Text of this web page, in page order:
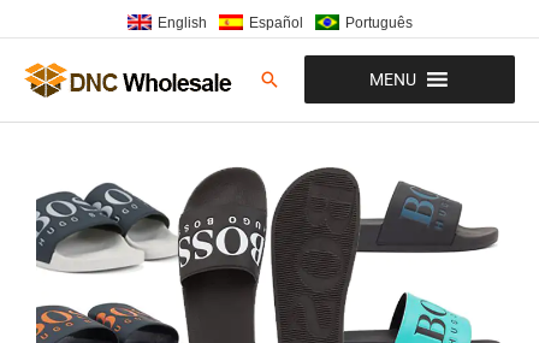
para
conteúdo
English Español Português
Pesquisar MENU